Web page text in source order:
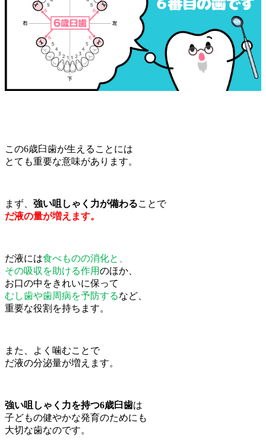
この6歳臼歯が生えることには
とても重要な意味があります。
まず、 強い咀しゃく力が備わることで
だ液の量が増えます。
だ液には食べものの消化と、
その吸収を助ける作用のほか、
お口の中をきれいに保って
むし歯や歯周病を予防するなど、
重要な役割を持ちます。
また、よく噛むことで
だ液の分泌量が増えます。
強い咀しゃく力を持つ6歳臼歯は
子どもの健やかな発育のためにも
大切な歯なのです。